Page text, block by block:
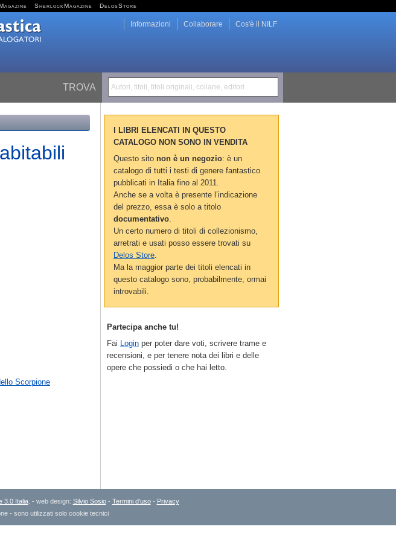
SherlockMagazine DelosStore
TROVA Autori, titoli, titoli originali, collane, editori
Cos'è il NILF
Collaborare
Informazioni
Scorpione
I LIBRI ELENCATI IN QUESTO
CATALOGO NON SONO IN VENDITA
Questo sito non è un negozio: è un
catalogo di tutti i testi di genere fantastico
pubblicati in Italia fino al 2011.
Anche se a volta è presente l’indicazione
del prezzo, essa è solo a titolo
documentativo
Un certo numero di titoli di collezionismo,
arretrati e usati posso essere trovati su
Delos Store
Ma la maggior parte dei titoli elencati in
questo catalogo sono, probabilmente, ormai
introvabili.
Partecipa anche tu!
Fai Login per poter dare voti, scrivere trame e
recensioni, e per tenere nota dei libri e delle
opere che possiedi o che hai letto.
3.0 Italia. - web design: Silvio Sosio- Termini d'uso- Privacy
- sono utilizzati solo cookie tecnici